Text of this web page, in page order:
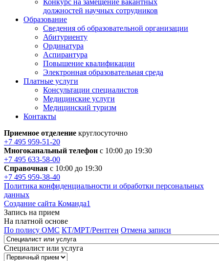
должностей научных сотрудников
Образование
Сведения об образовательной организации
Абитуриенту
Ординатура
Аспирантура
Повышение квалификации
Электронная образовательная среда
Платные услуги
Консультации специалистов
Медицинские услуги
Медицинский туризм
Контакты
Приемное отделение круглосуточно
+7 495 959-51-20
Многоканальный телефон с 10:00 до 19:30
+7 495 633-58-00
Справочная с 10:00 до 19:30
+7 495 959-38-40
Политика конфиденциальности и обработки персональных
данных
Создание сайта Команда1
Запись на прием
На платной основе
По полису ОМС КТ/МРТ/Рентген Отмена записи
Специалист или услуга